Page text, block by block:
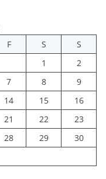
F S
S
1
2
7 8
9
14 15
16
21 22
23
28 29
30